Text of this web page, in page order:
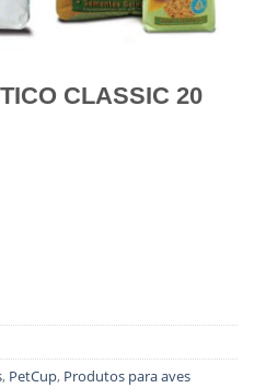
CLASSIC 20
CLASSIC 20 KG
, PetCup, Produtos para aves